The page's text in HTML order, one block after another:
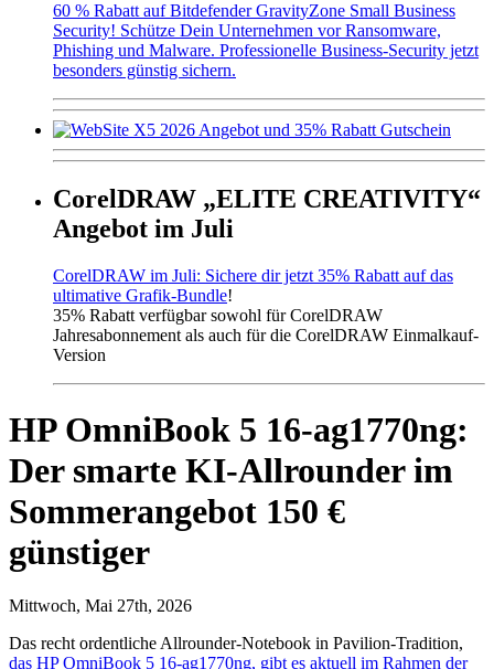
60 % Rabatt auf Bitdefender GravityZone Small Business
Security! Schütze Dein Unternehmen vor Ransomware,
Phishing und Malware. Professionelle Business-Security jetzt
besonders günstig sichern.
CorelDRAW „ELITE CREATIVITY“
Angebot im Juli
CorelDRAW im Juli: Sichere dir jetzt 35% Rabatt auf das
ultimative Grafik-Bundle!
35% Rabatt verfügbar sowohl für CorelDRAW
Jahresabonnement als auch für die CorelDRAW Einmalkauf-
Version
HP OmniBook 5 16-ag1770ng:
Der smarte KI-Allrounder im
Sommerangebot 150 €
günstiger
Mittwoch, Mai 27th, 2026
Das recht ordentliche Allrounder-Notebook in Pavilion-Tradition,
das HP OmniBook 5 16-ag1770ng, gibt es aktuell im Rahmen der